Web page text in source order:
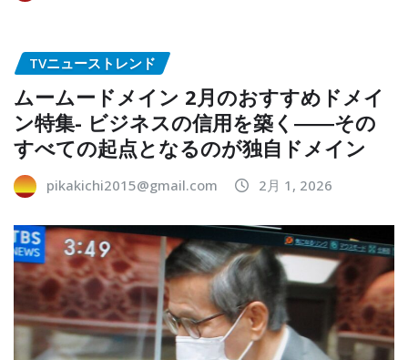
TVニューストレンド
ムームードメイン 2月のおすすめドメイ
ン特集- ビジネスの信用を築く――その
すべての起点となるのが独自ドメイン
pikakichi2015@gmail.com 2月 1, 2026